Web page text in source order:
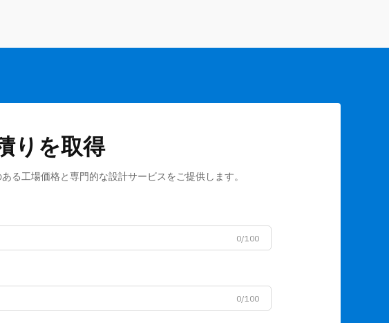
りを取得
る工場価格と専門的な設計サービスをご提供します。
0/100
0/100